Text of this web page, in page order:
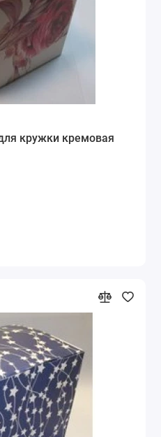
кружки кремовая